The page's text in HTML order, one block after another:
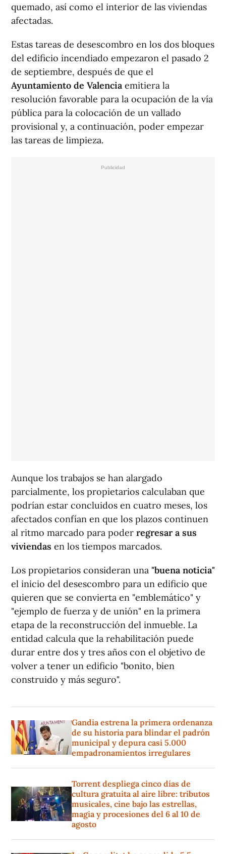
quemado, así como el interior de las viviendas
afectadas.
Estas tareas de desescombro en los dos bloques
del edificio incendiado empezaron el pasado 2
de septiembre, después de que el
Ayuntamiento de Valencia emitiera la
resolución favorable para la ocupación de la vía
pública para la colocación de un vallado
provisional y, a continuación, poder empezar
las tareas de limpieza.
Aunque los trabajos se han alargado
parcialmente, los propietarios calculaban que
podrían estar concluidos en cuatro meses, los
afectados confían en que los plazos continuen
al ritmo marcado para poder regresar a sus
viviendas en los tiempos marcados.
Los propietarios consideran una "buena noticia"
el inicio del desescombro para un edificio que
quieren que se convierta en "emblemático" y
"ejemplo de fuerza y de unión" en la primera
etapa de la reconstrucción del inmueble. La
entidad calcula que la rehabilitación puede
durar entre dos y tres años con el objetivo de
volver a tener un edificio "bonito, bien
construido y más seguro".
Gandia estrena la primera ordenanza
de su historia para blindar el padrón
municipal y depura casi 5.000
empadronamientos irregulares
Torrent despliega cinco días de
cultura gratuita al aire libre: tributos
musicales, cine bajo las estrellas,
magia y procesiones del 6 al 10 de
agosto